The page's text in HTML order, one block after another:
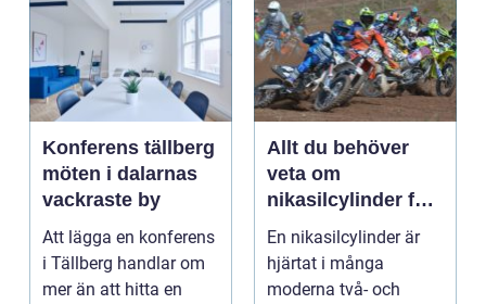
Konferens tällberg
möten i dalarnas
vackraste by
Att lägga en konferens
i Tällberg handlar om
mer än att hitta en
Allt du behöver
veta om
nikasilcylinder för
motorcykel och
snöskoter
En nikasilcylinder är
hjärtat i många
moderna två- och